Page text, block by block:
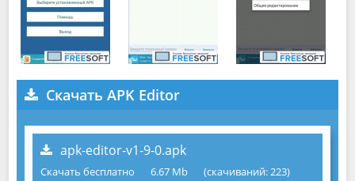
Скачать APK Editor
apk-editor-v1-9-0.apk
Скачать бесплатно 6.67 Mb (cкачиваний: 223)